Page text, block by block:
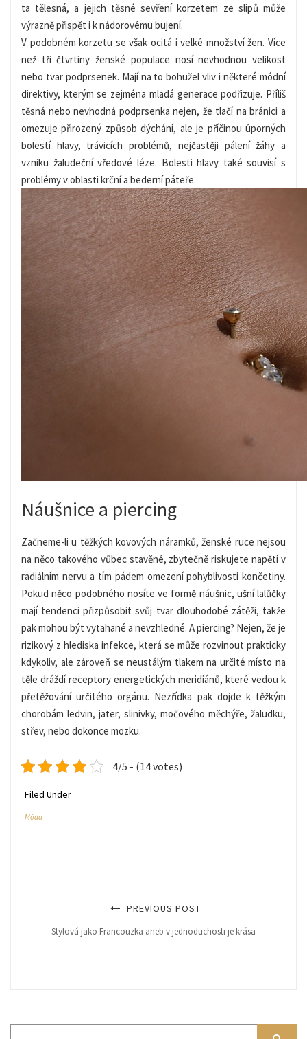
ta tělesná, a jejich těsné sevření korzetem ze slipů může
výrazně přispět i k nádorovému bujení.
V podobném korzetu se však ocitá i velké množství žen. Více
než tři čtvrtiny ženské populace nosí nevhodnou velikost
nebo tvar podprsenek. Mají na to bohužel vliv i některé módní
direktivy, kterým se zejména mladá generace podřizuje. Příliš
těsná nebo nevhodná podprsenka nejen, že tlačí na bránici a
omezuje přirozený způsob dýchání, ale je příčinou úporných
bolestí hlavy, trávicích problémů, nejčastěji pálení žáhy a
vzniku žaludeční vředové léze. Bolesti hlavy také souvisí s
problémy v oblasti krční a bederní páteře.
Náušnice a piercing
Začneme-li u těžkých kovových náramků, ženské ruce nejsou
na něco takového vůbec stavěné, zbytečně riskujete napětí v
radiálním nervu a tím pádem omezení pohyblivosti končetiny.
Pokud něco podobného nosíte ve formě náušnic, ušní lalůčky
mají tendenci přizpůsobit svůj tvar dlouhodobé zátěži, takže
pak mohou být vytahané a nevzhledné. A piercing? Nejen, že je
rizikový z hlediska infekce, která se může rozvinout prakticky
kdykoliv, ale zároveň se neustálým tlakem na určité místo na
těle dráždí receptory energetických meridiánů, které vedou k
přetěžování určitého orgánu. Nezřídka pak dojde k těžkým
chorobám ledvin, jater, slinivky, močového měchýře, žaludku,
střev, nebo dokonce mozku.
4/5 - (14 votes)
Filed Under
Móda
PREVIOUS POST
Stylová jako Francouzka aneb v jednoduchosti je krása